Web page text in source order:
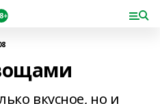
вкусное, но и